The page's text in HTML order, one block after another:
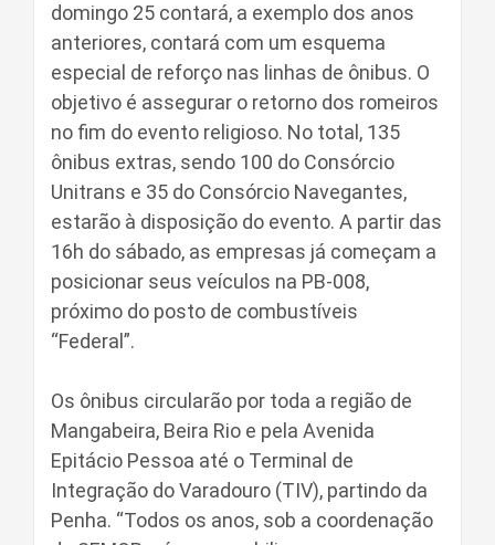
domingo 25 contará, a exemplo dos anos
anteriores, contará com um esquema
especial de reforço nas linhas de ônibus. O
objetivo é assegurar o retorno dos romeiros
no fim do evento religioso. No total, 135
ônibus extras, sendo 100 do Consórcio
Unitrans e 35 do Consórcio Navegantes,
estarão à disposição do evento. A partir das
16h do sábado, as empresas já começam a
posicionar seus veículos na PB-008,
próximo do posto de combustíveis
“Federal”.
Os ônibus circularão por toda a região de
Mangabeira, Beira Rio e pela Avenida
Epitácio Pessoa até o Terminal de
Integração do Varadouro (TIV), partindo da
Penha. “Todos os anos, sob a coordenação